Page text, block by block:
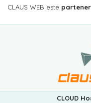
CLAUS WEB este
CLOUD